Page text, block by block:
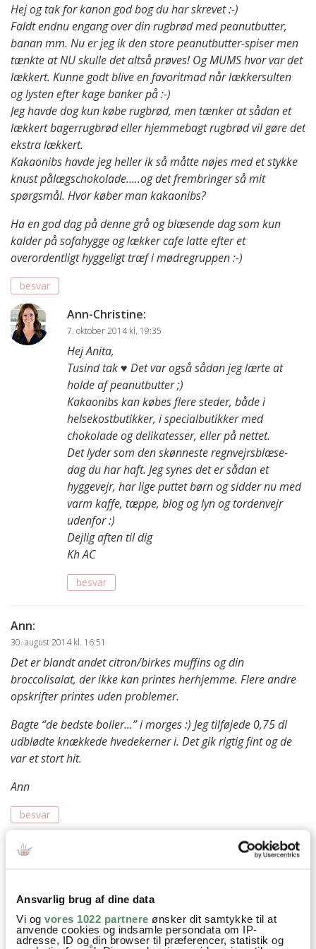
Ansvarlig brug af dine data
Vi og vores 1022 partnere ønsker dit samtykke til at
anvende cookies og indsamle persondata om IP-
adresse, ID og din browser til præferencer, statistik og
Hej og tak for kanon god bog du har skrevet :-)
Faldt endnu engang over din rugbrød med peanutbutter,
banan mm. Nu er jeg ik den store peanutbutter-spiser men
tænkte at NU skulle det altså prøves! Og MUMS hvor var det
lækkert. Kunne godt blive en favoritmad når lækkersulten
og lysten efter kage banker på :-)
Jeg havde dog kun købe rugbrød, men tænker at sådan et
lækkert bagerrugbrød eller hjemmebagt rugbrød vil gøre det
ekstra lækkert.
Kakaonibs havde jeg heller ik så måtte nøjes med et stykke
knust pålægschokolade…..og det frembringer så mit
spørgsmål. Hvor køber man kakaonibs?
Ha en god dag på denne grå og blæsende dag som kun
kalder på sofahygge og lækker cafe latte efter et
overordentligt hyggeligt træf i mødregruppen :-)
besvar
Ann-Christine:
7. oktober 2014 kl. 19:35
Hej Anita,
Tusind tak ♥ Det var også sådan jeg lærte at
holde af peanutbutter ;)
Kakaonibs kan købes flere steder, både i
helsekostbutikker, i specialbutikker med
chokolade og delikatesser, eller på nettet.
Det lyder som den skønneste regnvejrsblæse-
dag du har haft. Jeg synes det er sådan et
hyggevejr, har lige puttet børn og sidder nu med
varm kaffe, tæppe, blog og lyn og tordenvejr
udenfor :)
Dejlig aften til dig
Kh AC
besvar
Ann:
30. august 2014 kl. 16:51
Det er blandt andet citron/birkes muffins og din
broccolisalat, der ikke kan printes herhjemme. Flere andre
opskrifter printes uden problemer.
Bagte “de bedste boller…” i morges :) Jeg tilføjede 0,75 dl
udblødte knækkede hvedekerner i. Det gik rigtig fint og de
var et stort hit.
Ann
besvar
i :)
Jeg har lige testet på min computer og her kan
jeg uden problemer printe begge. Jeg ved ikke